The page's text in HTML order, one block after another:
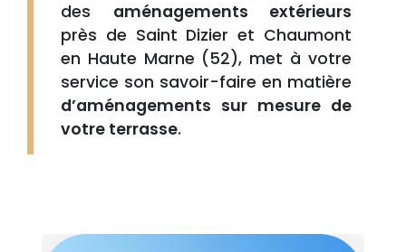
des aménagements extérieurs
près de Saint Dizier et Chaumont
en Haute Marne (52), met à votre
service son savoir-faire en matière
d’aménagements sur mesure de
votre terrasse.